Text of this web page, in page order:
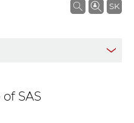
SK
S
SAS